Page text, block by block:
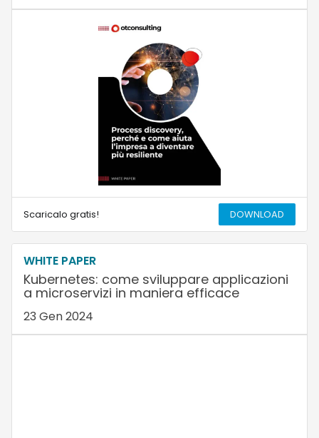
Scaricalo gratis! DOWNLOAD
WHITE PAPER
Kubernetes: come sviluppare applicazioni
a microservizi in maniera efficace
23 Gen 2024